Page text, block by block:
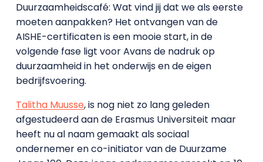
Duurzaamheidscafé: Wat vind jij dat we als eerste
moeten aanpakken? Het ontvangen van de
AISHE-certificaten is een mooie start, in de
volgende fase ligt voor Avans de nadruk op
duurzaamheid in het onderwijs en de eigen
bedrijfsvoering.
Talitha Muusse, is nog niet zo lang geleden
afgestudeerd aan de Erasmus Universiteit maar
heeft nu al naam gemaakt als sociaal
ondernemer en co-initiator van de Duurzame